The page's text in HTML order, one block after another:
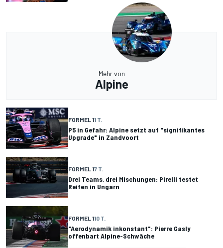
Mehr von
Alpine
FORMEL 11 T.
P5 in Gefahr: Alpine setzt auf "signifikantes
Upgrade" in Zandvoort
FORMEL 17 T.
Drei Teams, drei Mischungen: Pirelli testet
Reifen in Ungarn
FORMEL 110 T.
"Aerodynamik inkonstant": Pierre Gasly
offenbart Alpine-Schwäche